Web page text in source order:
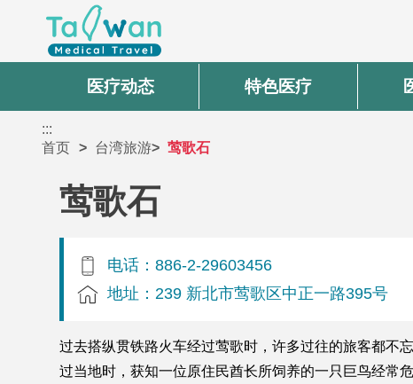
医疗动态 特色医疗
:::
首页
台湾旅游 莺歌石
莺歌石
电话：886-2-29603456
地址：239 新北市莺歌区中正一路395号
过去搭纵贯铁路火车经过莺歌时，许多过往的旅客都不
过当地时，获知一位原住民酋长所饲养的一只巨鸟经常